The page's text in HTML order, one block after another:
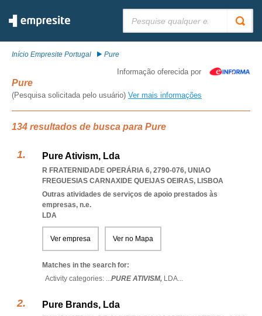
Início Empresite Portugal Pure
Informação oferecida por
Pure
(Pesquisa solicitada pelo usuário) Ver mais informações
134 resultados de busca para Pure
Pure Ativism, Lda
R FRATERNIDADE OPERÁRIA 6, 2790-076, UNIAO
FREGUESIAS CARNAXIDE QUEIJAS OEIRAS, LISBOA
Outras atividades de serviços de apoio prestados às
empresas, n.e.
LDA
Ver empresa Ver no Mapa
Matches in the search for:
Activity categories: ...PURE ATIVISM, LDA...
Pure Brands, Lda